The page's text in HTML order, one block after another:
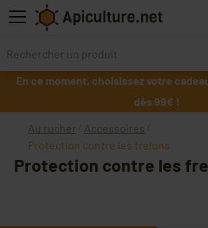
Skip to main content
En ce moment, choisissez votre
dès 99€ !
Au rucher
Accessoires
Protection contre les frelons
Protection contre les